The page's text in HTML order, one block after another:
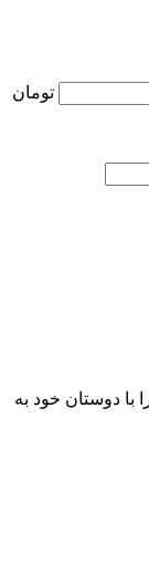
تومان
با دوستان خود به